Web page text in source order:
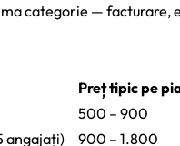
categorie — facturare,
Preț tipic pe
500 – 900
angajați)
900 – 1.800